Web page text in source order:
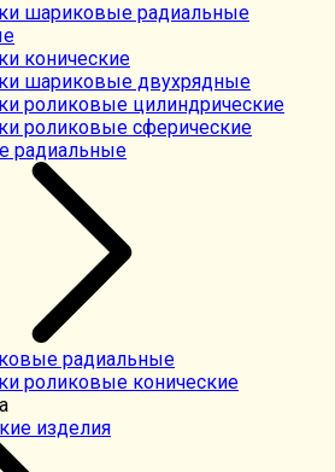
шариковые радиальные
конические
шариковые двухрядные
роликовые цилиндрические
роликовые сферические
радиальные
радиальные
роликовые конические
изделия